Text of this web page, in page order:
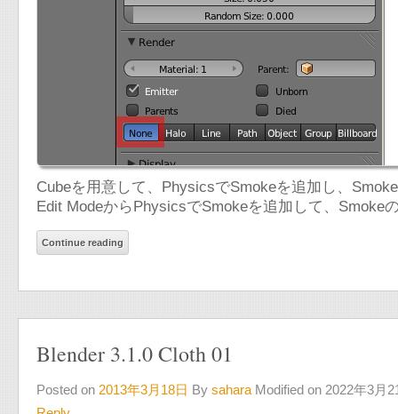
Cubeを用意して、PhysicsでSmokeを追加し、
Edit ModeからPhysicsでSmokeを追加して、Smoke
Continue reading
Blender 3.1.0 Cloth 01
Posted on 2013年3月18日 By sahara Modified on 2022年3月